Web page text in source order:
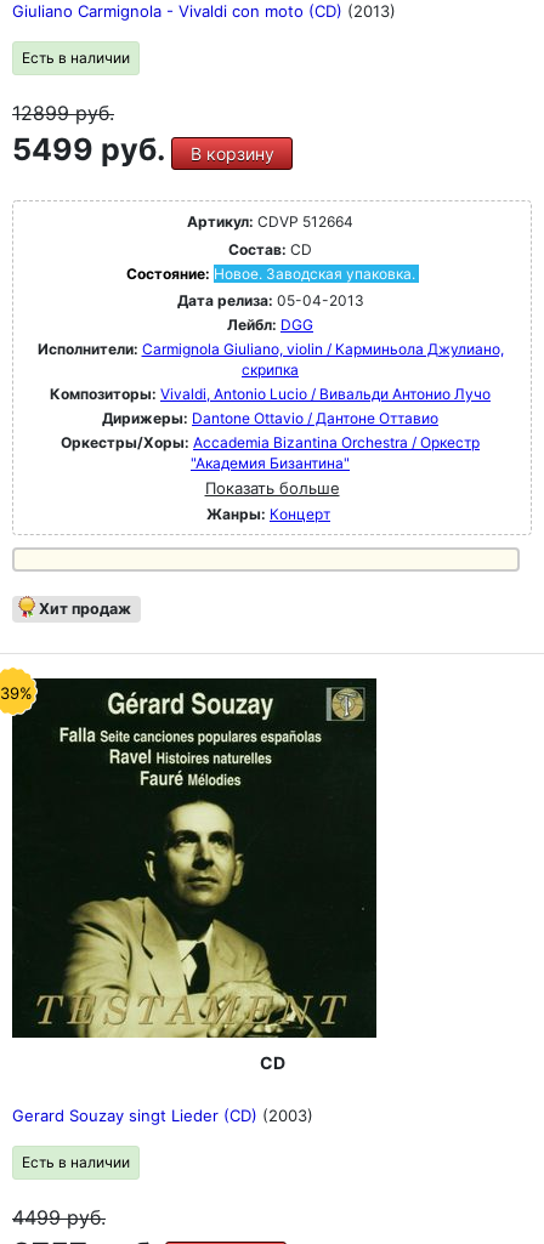
Giuliano Carmignola - Vivaldi con moto (CD) (2013)
Есть в наличии
12899руб.
5499 руб. В корзину
Артикул: CDVP 512664
Состав: CD
Состояние: Новое. Заводская упаковка.
Дата релиза: 05-04-2013
Лейбл: DGG
Исполнители: Carmignola Giuliano, violin / Карминьола Джулиано,
скрипка
Композиторы: Vivaldi, Antonio Lucio / Вивальди Антонио Лучо
Дирижеры: Dantone Ottavio / Дантоне Оттавио
Оркестры/Хоры: Accademia Bizantina Orchestra / Оркестр
"Академия Бизантина"
Показать больше
Жанры: Концерт
Хит продаж
CD
Gerard Souzay singt Lieder (CD) (2003)
Есть в наличии
4499руб.